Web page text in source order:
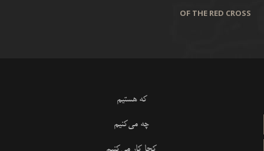
OF THE RED CROSS
که هستیم
چه می‌کنیم